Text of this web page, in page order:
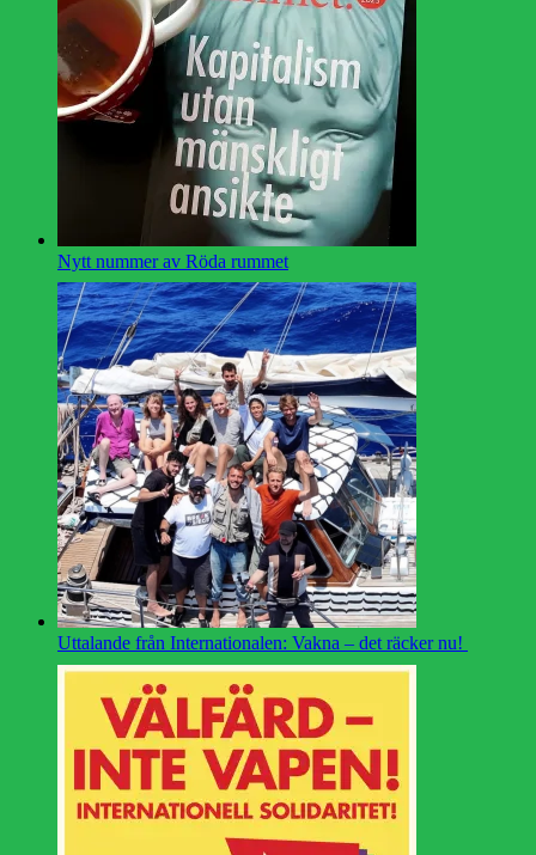
Nytt nummer av Röda rummet
Uttalande från Internationalen: Vakna – det räcker nu!